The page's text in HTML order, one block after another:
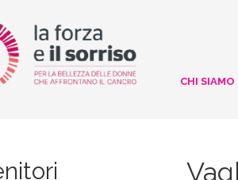
CHI SIAMO